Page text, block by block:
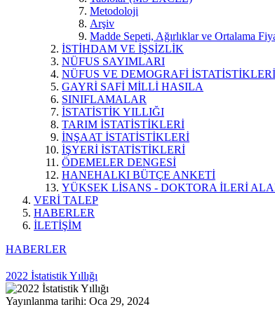
Metodoloji
Arşiv
Madde Sepeti, Ağırlıklar ve Ortalama
İSTİHDAM VE İŞSİZLİK
NÜFUS SAYIMLARI
NÜFUS VE DEMOGRAFİ İSTATİSTİKLERİ
GAYRİ SAFİ MİLLİ HASILA
SINIFLAMALAR
İSTATİSTİK YILLIĞI
TARIM İSTATİSTİKLERİ
İNŞAAT İSTATİSTİKLERİ
İŞYERİ İSTATİSTİKLERİ
ÖDEMELER DENGESİ
HANEHALKI BÜTÇE ANKETİ
YÜKSEK LİSANS - DOKTORA İLERİ
VERİ TALEP
HABERLER
İLETİŞİM
HABERLER
2022 İstatistik Yıllığı
Yayınlanma tarihi: Oca 29, 2024